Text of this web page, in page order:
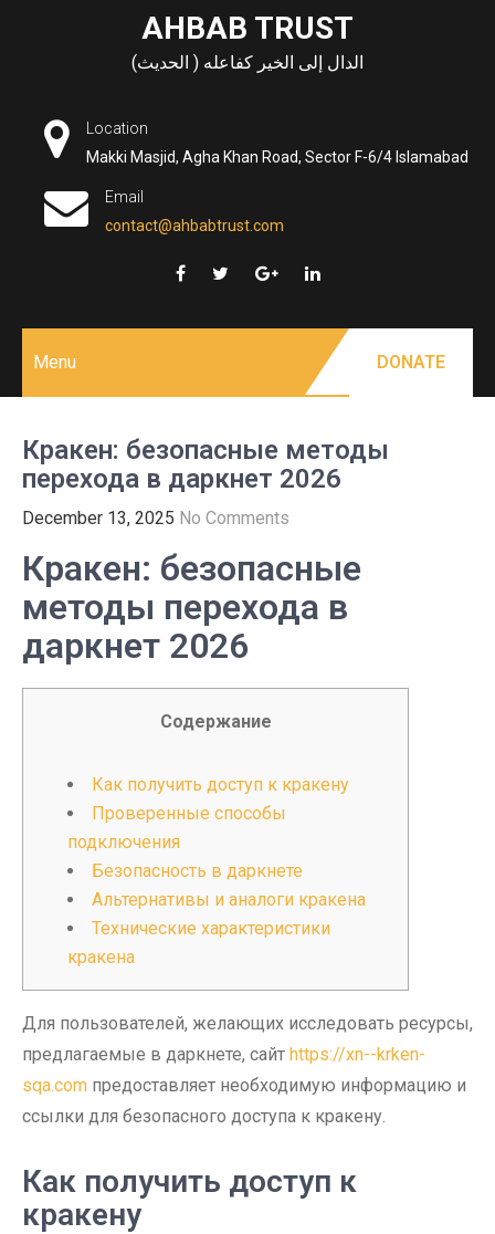
AHBAB TRUST
الدال إلى الخير كفاعله ( الحديث)
Location
Makki Masjid, Agha Khan Road, Sector F-6/4 Islamabad
Email
contact@ahbabtrust.com
Menu DONATE
Кракен: безопасные методы
перехода в даркнет 2026
December 13, 2025 No Comments
Кракен: безопасные
методы перехода в
даркнет 2026
Содержание
Как получить доступ к кракену
Проверенные способы
подключения
Безопасность в даркнете
Альтернативы и аналоги кракена
Технические характеристики
кракена
Для пользователей, желающих исследовать ресурсы,
предлагаемые в даркнете, сайт https://xn--krken-
sqa.com предоставляет необходимую информацию и
ссылки для безопасного доступа к кракену.
Как получить доступ к
кракену